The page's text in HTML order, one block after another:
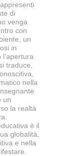
di
venga
con
un
in
traduce,
nella
un
la realtà
è il
globalità,
e nella